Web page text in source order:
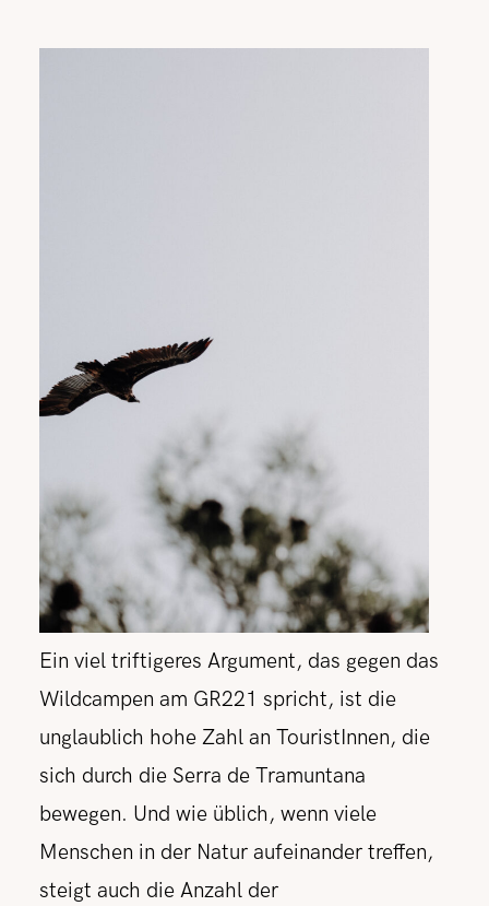
Ein viel triftigeres Argument, das gegen das
Wildcampen am GR221 spricht, ist die
unglaublich hohe Zahl an TouristInnen, die
sich durch die Serra de Tramuntana
bewegen. Und wie üblich, wenn viele
Menschen in der Natur aufeinander treffen,
steigt auch die Anzahl der